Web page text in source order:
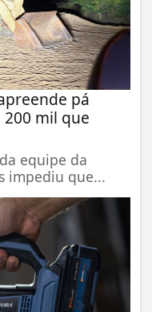
pá
mil que
equipe da
impediu que...